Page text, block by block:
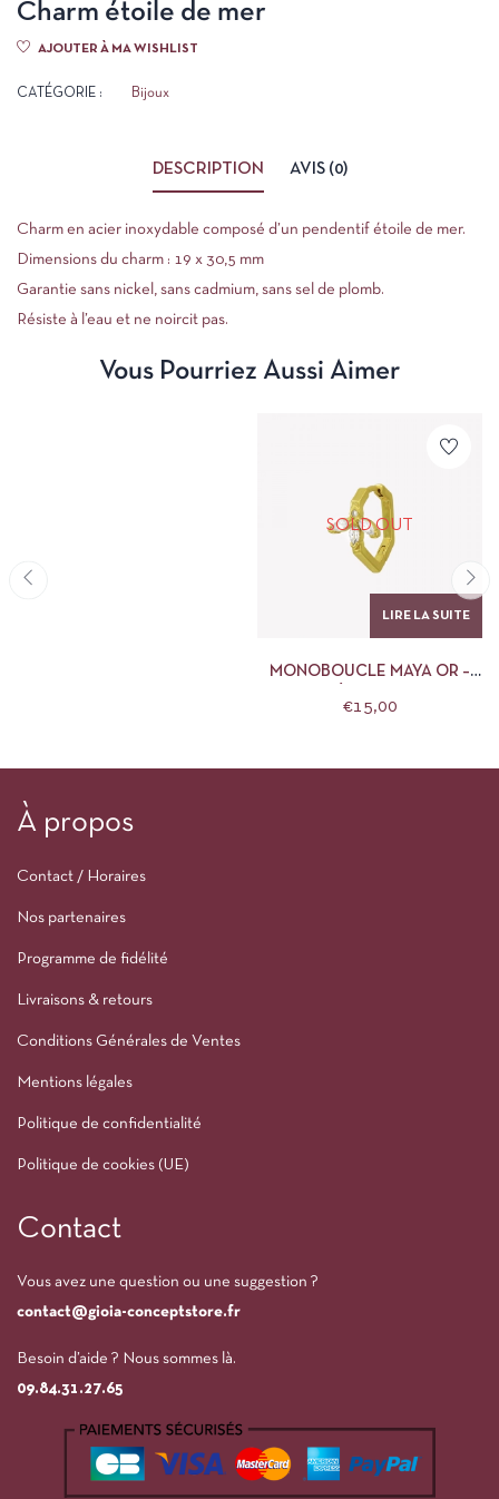
Charm étoile de mer
AJOUTER À MA WISHLIST
CATÉGORIE : Bijoux
DESCRIPTION AVIS (0)
Charm en acier inoxydable composé d’un pendentif étoile de mer.
Dimensions du charm : 19 x 30,5 mm
Garantie sans nickel, sans cadmium, sans sel de plomb.
Résiste à l’eau et ne noircit pas.
Vous Pourriez Aussi Aimer
SOLD OUT
LIRE LA SUITE
MONOBOUCLE MAYA OR –
€15,00
À propos
Contact / Horaires
Nos partenaires
Programme de fidélité
Livraisons & retours
Conditions Générales de Ventes
Mentions légales
Politique de confidentialité
Politique de cookies (UE)
Contact
Vous avez une question ou une suggestion ?
contact@gioia-conceptstore.fr
Besoin d’aide ? Nous sommes là.
09.84.31.27.65